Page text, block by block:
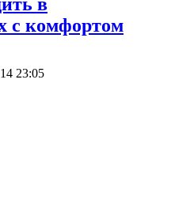
в
с комфортом
23:05